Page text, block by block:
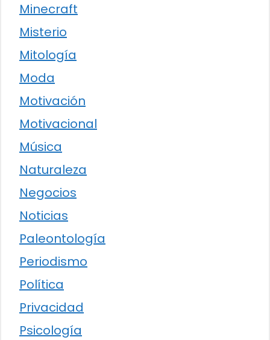
Minecraft
Misterio
Mitología
Moda
Motivación
Motivacional
Música
Naturaleza
Negocios
Noticias
Paleontología
Periodismo
Política
Privacidad
Psicología